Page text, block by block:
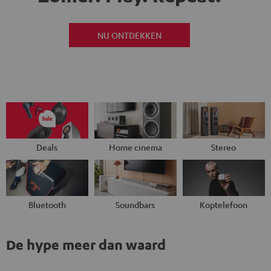
NU ONTDEKKEN
Deals Home cinema Stereo
Bluetooth Soundbars Koptelefoon
De hype meer dan waard